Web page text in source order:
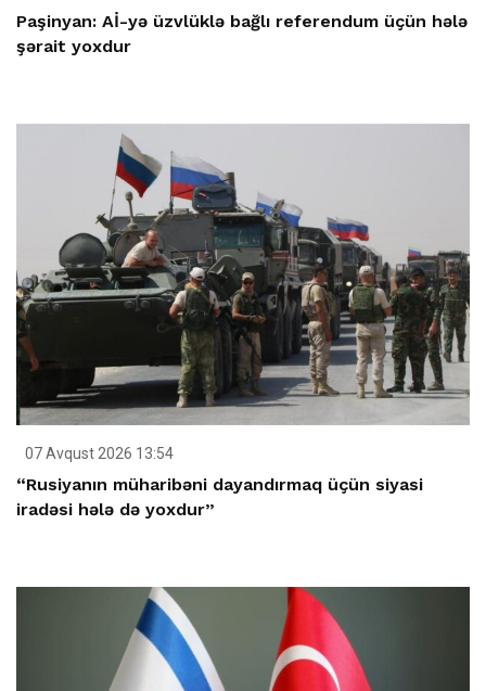
Paşinyan: Aİ-yə üzvlüklə bağlı referendum üçün hələ
şərait yoxdur
07 Avqust 2026 13:54
“Rusiyanın müharibəni dayandırmaq üçün siyasi
iradəsi hələ də yoxdur”